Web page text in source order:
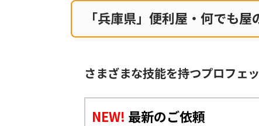
「兵庫県」便利屋・何でも
さまざまな技能を持つプロフェ
NEW! 最新のご依頼